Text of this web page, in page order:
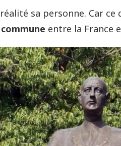
sa personne. Car
entre la France